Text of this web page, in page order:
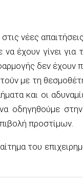
νέες
να έχουν γίνει
δεν έχουν
με τη
και οι αδυ
οδηγηθούμε
προστίμων.
του